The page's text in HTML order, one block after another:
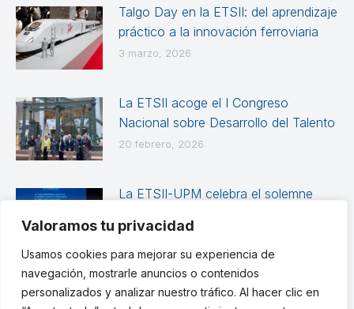
Valoramos tu privacidad
Usamos cookies para mejorar su experiencia de
navegación, mostrarle anuncios o contenidos
personalizados y analizar nuestro tráfico. Al hacer clic en
Talgo Day en la ETSII: del aprendizaje
práctico a la innovación ferroviaria
3 marzo, 2026
La ETSII acoge el I Congreso
Nacional sobre Desarrollo del Talento
20 febrero, 2026
La ETSII-UPM celebra el solemne
las promociones 2024-2025
12 febrero, 2026